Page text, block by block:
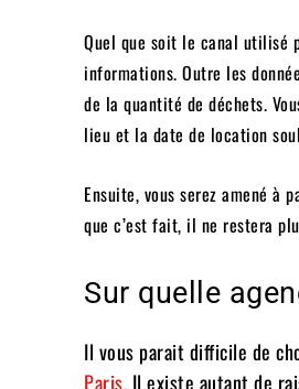
Quel que soit le canal utilisé
informations. Outre les
de la quantité de déchets.
lieu et la date de location
Ensuite, vous serez amené à
que c’est fait, il ne restera
Sur quelle
Il vous parait difficile de
Paris. Il existe autant de